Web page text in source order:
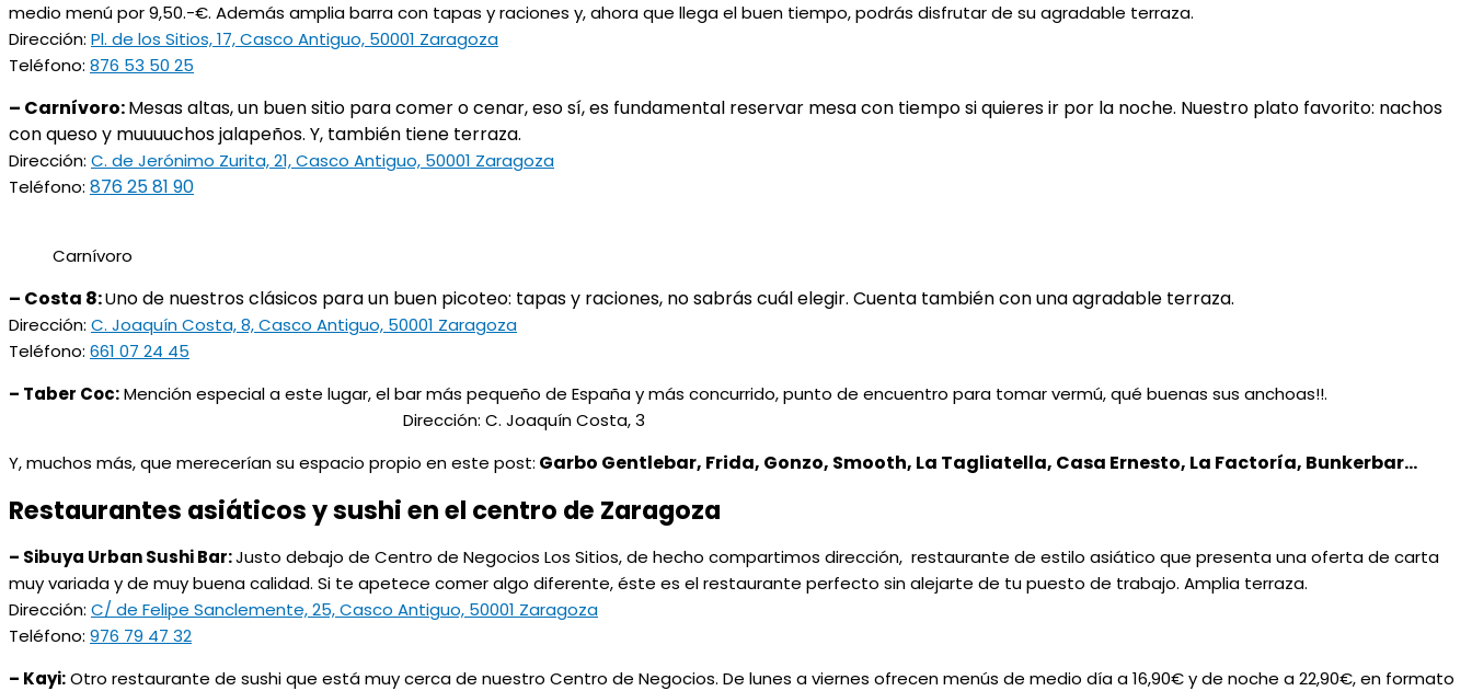
medio menú por 9,50.-€. Además amplia barra con tapas y raciones y, ahora que llega el buen tiempo, podrás disfrutar de su agradable terraza.
Dirección: Pl. de los Sitios, 17, Casco Antiguo, 50001 Zaragoza
Teléfono: 876 53 50 25
– Carnívoro:Mesas altas, un buen sitio para comer o cenar, eso sí, es fundamental reservar mesa con tiempo si quieres ir por la noche. Nuestro plato favorito: nachos
con queso y muuuuchos jalapeños. Y, también tiene terraza.
Dirección: C. de Jerónimo Zurita, 21, Casco Antiguo, 50001 Zaragoza
Teléfono: 876 25 81 90
Carnívoro
– Costa 8:Uno de nuestros clásicos para un buen picoteo: tapas y raciones, no sabrás cuál elegir. Cuenta también con una agradable terraza.
Dirección: C. Joaquín Costa, 8, Casco Antiguo, 50001 Zaragoza
Teléfono: 661 07 24 45
– Taber Coc:Mención especial a este lugar, el bar más pequeño de España y más concurrido, punto de encuentro para tomar vermú, qué buenas sus anchoas!!.
Dirección: C. Joaquín Costa, 3
Y, muchos más, que merecerían su espacio propio en este post: Garbo Gentlebar, Frida, Gonzo, Smooth, La Tagliatella, Casa Ernesto, La Factoría, Bunkerbar…
Restaurantes asiáticos y sushi en el centro de Zaragoza
– Sibuya Urban Sushi Bar:Justo debajo de Centro de Negocios Los Sitios, de hecho compartimos dirección, restaurante de estilo asiático que presenta una oferta de carta
muy variada y de muy buena calidad. Si te apetece comer algo diferente, éste es el restaurante perfecto sin alejarte de tu puesto de trabajo. Amplia terraza.
Dirección: C/ de Felipe Sanclemente, 25, Casco Antiguo, 50001 Zaragoza
Teléfono: 976 79 47 32
– Kayi:Otro restaurante de sushi que está muy cerca de nuestro Centro de Negocios. De lunes a viernes ofrecen menús de medio día a 16,90€ y de noche a 22,90€, en formato